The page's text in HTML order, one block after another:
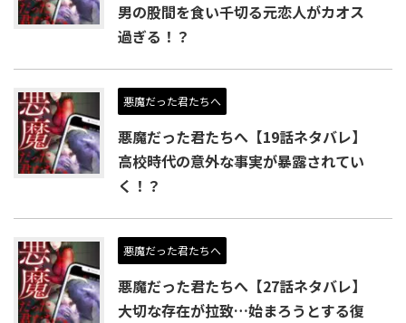
男の股間を食い千切る元恋人がカオス
過ぎる！？
悪魔だった君たちへ
悪魔だった君たちへ【19話ネタバレ】
高校時代の意外な事実が暴露されてい
く！？
悪魔だった君たちへ
悪魔だった君たちへ【27話ネタバレ】
大切な存在が拉致…始まろうとする復